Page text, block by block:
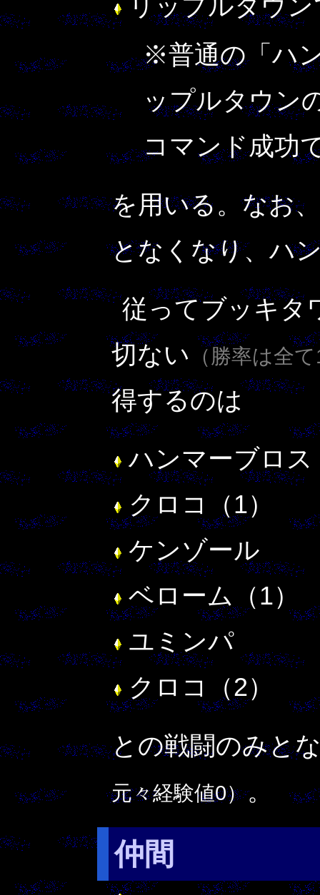
リップルタウ
※普通の「ハ
ップルタウン
コマンド成功
を用いる。なお
となくなり、ハ
従ってブッキタ
切ない （勝率は全
得するのは
ハンマーブロス
クロコ（1）
ケンゾール
ベローム（1）
ユミンパ
クロコ（2）
との戦闘のみと
元々経験値0）。
仲間